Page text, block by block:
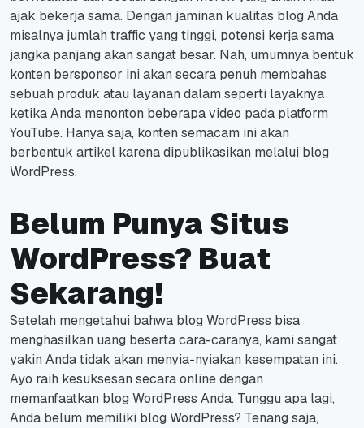
ajak bekerja sama. Dengan jaminan kualitas blog Anda
misalnya jumlah traffic yang tinggi, potensi kerja sama
jangka panjang akan sangat besar. Nah, umumnya bentuk
konten bersponsor ini akan secara penuh membahas
sebuah produk atau layanan dalam seperti layaknya
ketika Anda menonton beberapa video pada platform
YouTube. Hanya saja, konten semacam ini akan
berbentuk artikel karena dipublikasikan melalui blog
WordPress.
Belum Punya Situs
WordPress? Buat
Sekarang!
Setelah mengetahui bahwa blog WordPress bisa
menghasilkan uang beserta cara-caranya, kami sangat
yakin Anda tidak akan menyia-nyiakan kesempatan ini.
Ayo raih kesuksesan secaraonlinedengan
memanfaatkan blog WordPress Anda. Tunggu apa lagi,
Anda belum memiliki blog WordPress? Tenang saja,